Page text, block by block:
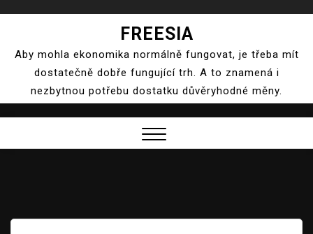
content
FREESIA
Aby mohla ekonomika normálně fungovat, je třeba mít
dostatečně dobře fungující trh. A to znamená i
nezbytnou potřebu dostatku důvěryhodné měny.